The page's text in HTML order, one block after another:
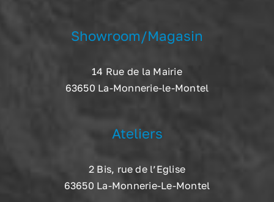
Showroom/Magasin
14 Rue de la Mairie
63650 La-Monnerie-le-Montel
Ateliers
2 Bis, rue de l’Eglise
63650 La-Monnerie-Le-Montel